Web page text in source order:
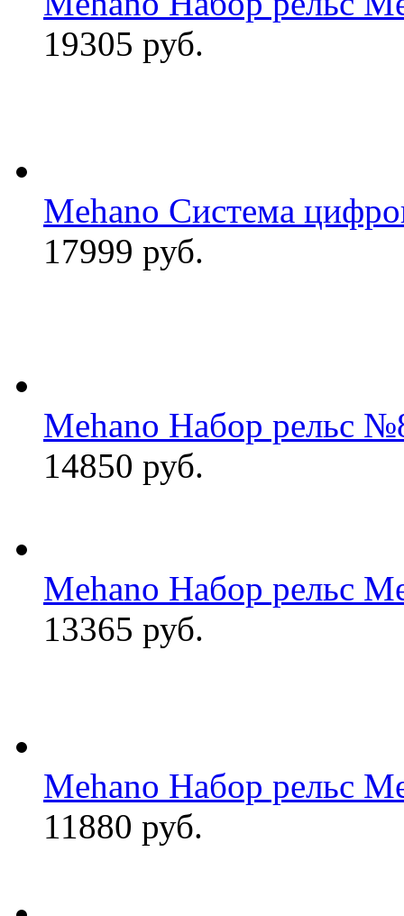
19305 руб.
Mehano Система
17999 руб.
Mehano Набор рельс
14850 руб.
Mehano Набор рельс
13365 руб.
Mehano Набор рельс
11880 руб.